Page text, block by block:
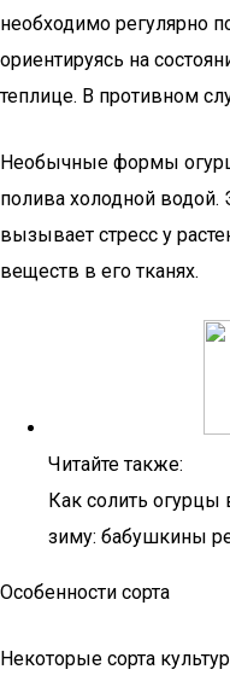
необходимо регулярно
ориентируясь на
теплице. В противном
Необычные формы
полива холодной водой.
вызывает стресс у
веществ в его тканях.
Читайте также:
Как солить огурцы
зиму: бабушкины
Особенности сорта
Некоторые сорта